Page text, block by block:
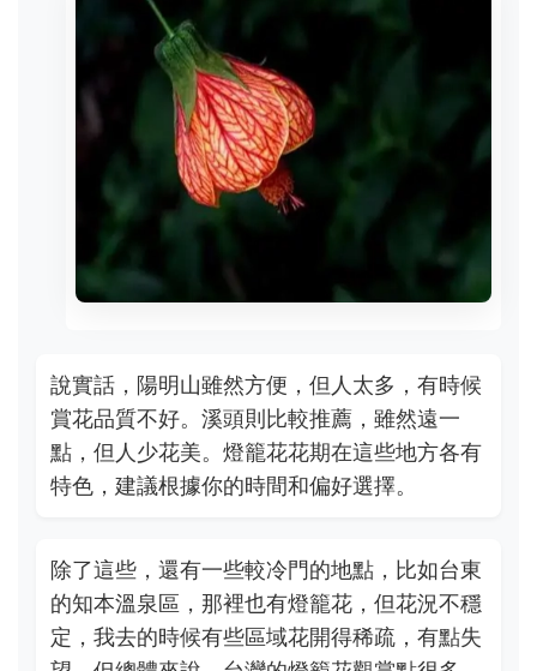
說實話，陽明山雖然方便，但人太多，有時候
賞花品質不好。溪頭則比較推薦，雖然遠一
點，但人少花美。燈籠花花期在這些地方各有
特色，建議根據你的時間和偏好選擇。
除了這些，還有一些較冷門的地點，比如台東
的知本溫泉區，那裡也有燈籠花，但花況不穩
定，我去的時候有些區域花開得稀疏，有點失